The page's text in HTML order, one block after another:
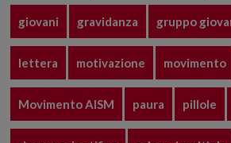
giovani gravidanza gruppo
lettera motivazione movimento
Movimento AISM paura pillole